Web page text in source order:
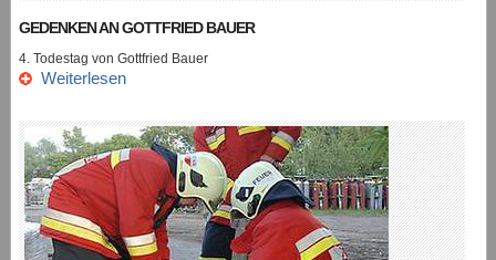
GEDENKEN AN GOTTFRIED BAUER
4. Todestag von Gottfried Bauer
Weiterlesen